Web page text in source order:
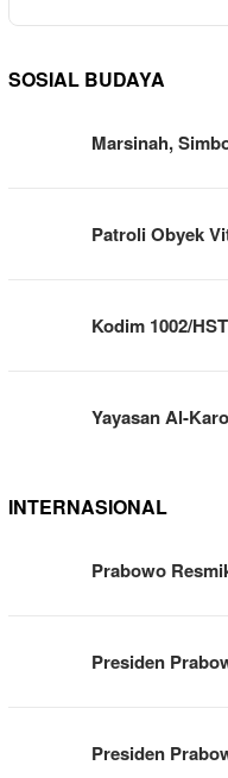
SOSIAL BUDAYA
Marsinah,
Patroli Obyek
Kodim 1002/
Yayasan Al-
INTERNASIONAL
Prabowo
Presiden
Presiden